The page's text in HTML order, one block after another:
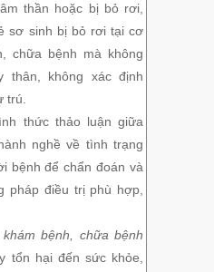
thần hoặc bị bỏ rơi,
sơ sinh bị bỏ rơi tại cơ
chữa bệnh mà không
thân, không xác định
trú.
thức thảo luận giữa
nghề về tình trạng
bệnh để chẩn đoán và
pháp điều trị phù hợp,
bệnh, chữa bệnh
tổn hại đến sức khỏe,